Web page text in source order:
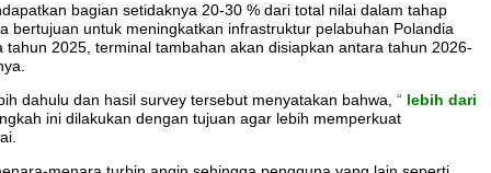
bagian setidaknya 20-30 % dari total nilai dalam tahap
untuk meningkatkan infrastruktur pelabuhan Polandia
2025, terminal tambahan akan disiapkan antara tahun 2026-
dahulu dan hasil survey tersebut menyatakan bahwa, “ lebih dari
ini dilakukan dengan tujuan agar lebih memperkuat